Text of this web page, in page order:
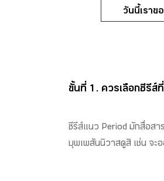
วันนี้เราข
ขั้นที่ 1. ควรเลือกซีรีส์
ซีรีส์แนว Period มักสื่อสา
บุพเพสันนิวาสดูสิ เช่น จะ